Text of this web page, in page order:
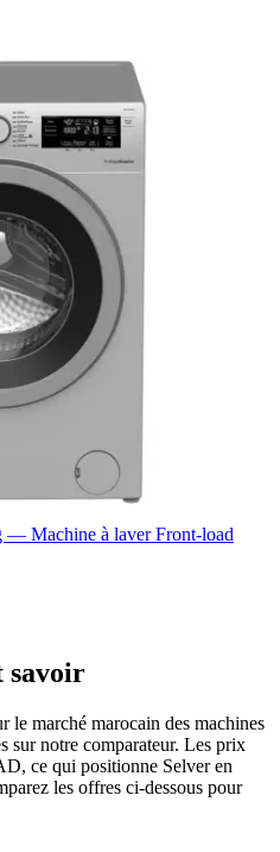
Machine à laver Front-load
savoir
le marché marocain des machines
sur notre comparateur. Les prix
ce qui positionne Selver en
les offres ci-dessous pour